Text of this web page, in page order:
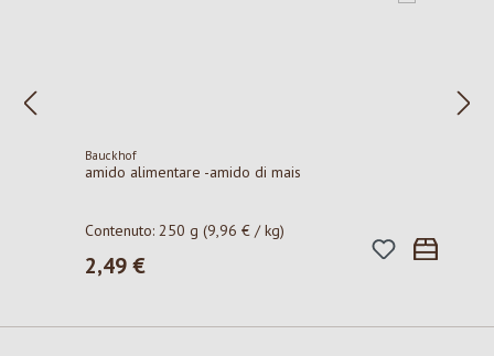
Bauckhof
amido alimentare -amido di mais
Contenuto:250 g(9,96 € / kg)
Prezzo normale:
2,49 €